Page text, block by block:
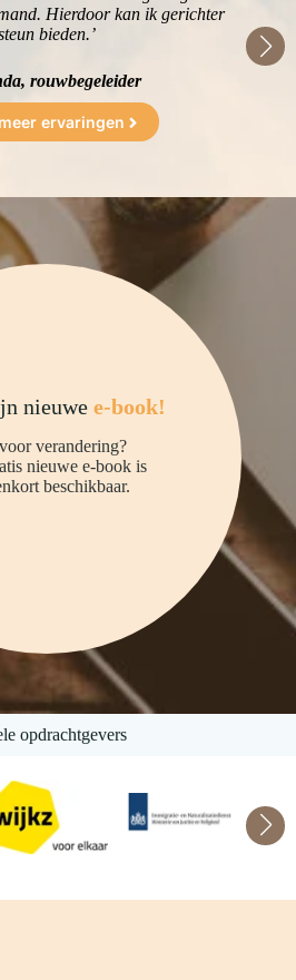
Hierdoor kan ik gerichter
bieden.’
rouwbegeleider
ervaringen
nieuwe e-book!
verandering?
nieuwe e-book is
beschikbaar.
opdrachtgevers